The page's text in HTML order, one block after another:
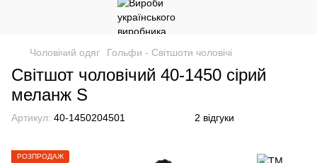
Чоловічий одяг Гольфи - Світшоти чоловічі
Світшот чоловічий 40-1450 сірий
меланж S
Артикул: 40-1450204501 2 відгуки
РОЗПРОДАЖ